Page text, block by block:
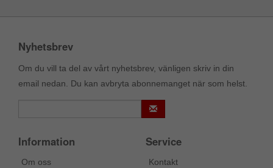
Nyhetsbrev
Om du vill ta del av vårt nyhetsbrev, vänligen skriv in din
email nedan. Du kan avbryta abonnemanget när som helst.
Information
Om oss
Service
Kontakt